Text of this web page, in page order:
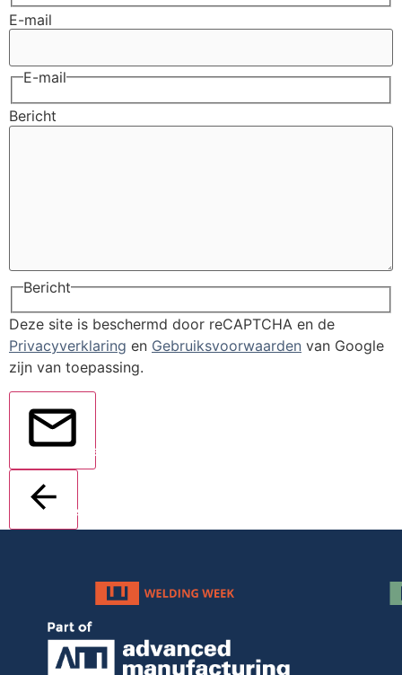
E-mail
E-mail
Bericht
Bericht
Deze site is beschermd door reCAPTCHA en de
Privacyverklaring en Gebruiksvoorwaarden van Google
zijn van toepassing.
Verstuur
Terug